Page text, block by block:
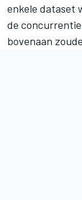
enkele dataset
de
bovenaan